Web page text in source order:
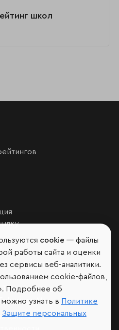
школ
и мессенджерах
Telegram,Max
,Max
данных
cookie — файлы
работы сайта и оценки
сервисы веб-аналитики.
cookie-файлов,
Подробнее об
узнать в Политике
Защите персональных